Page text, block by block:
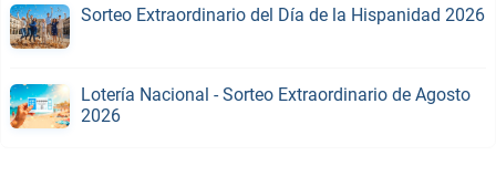
Sorteo Extraordinario del Día de la Hispanidad 2026
Lotería Nacional - Sorteo Extraordinario de Agosto
2026